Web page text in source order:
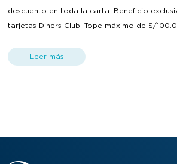
descuento en toda la carta. Beneficio
tarjetas Diners Club. Tope máximo de S/
por día. No acumulable con otras
establecimiento. Local participante: Av.
Leer más